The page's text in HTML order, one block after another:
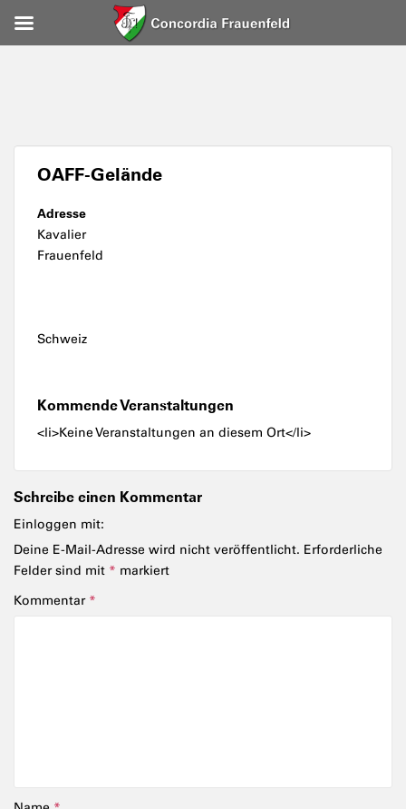
OAFF-Gelände
Adresse
Kavalier
Frauenfeld
Schweiz
Kommende Veranstaltungen
<li>Keine Veranstaltungen an diesem Ort</li>
Schreibe einen Kommentar
Einloggen mit:
Deine E-Mail-Adresse wird nicht veröffentlicht. Erforderliche
Felder sind mit * markiert
Kommentar *